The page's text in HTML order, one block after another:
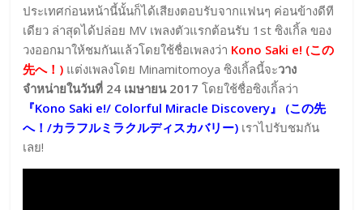
ประเทศก่อนหน้านี้นั้นก็ได้เสียงตอบรับจากแฟนๆ ค่อนข้างดีที
เดียว ล่าสุดได้ปล่อย MV เพลงตัวแรกต้อนรับ 1st ซิงเกิ้ล ของ
วงออกมาให้ชมกันแล้วโดยใช้ชื่อเพลงว่า Kono Saki e! (この
先へ！) แต่งเพลงโดย Minamitomoya ซิงเกิ้ลนี้จะวาง
จำหน่ายในวันที่ 24 เมษายน 2017 โดยใช้ชื่อซิงเกิ้ลว่า
『Kono Saki e!/ Colorful Miracle Discovery』 (この先
へ！/カラフルミラクルディスカバリー) เราไปรับชมกัน
เลย!